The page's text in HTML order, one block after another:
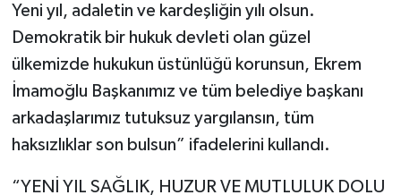
Yeni yıl, adaletin ve kardeşliğin yılı olsun.
Demokratik bir hukuk devleti olan güzel
ülkemizde hukukun üstünlüğü korunsun, Ekrem
İmamoğlu Başkanımız ve tüm belediye başkanı
arkadaşlarımız tutuksuz yargılansın, tüm
haksızlıklar son bulsun” ifadelerini kullandı.
“YENİ YIL SAĞLIK, HUZUR VE MUTLULUK DOLU